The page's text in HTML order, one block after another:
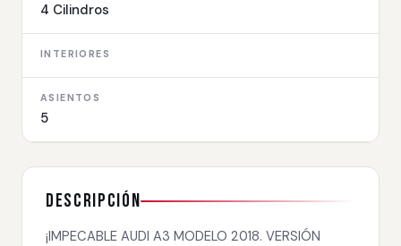
4 Cilindros
INTERIORES
ASIENTOS
5
Descripción
¡IMPECABLE AUDI A3 MODELO 2018. VERSIÓN